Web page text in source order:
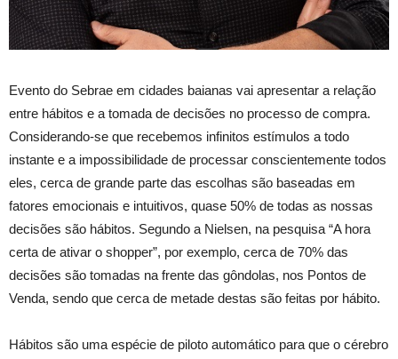
Evento do Sebrae em cidades baianas vai apresentar a relação
entre hábitos e a tomada de decisões no processo de compra.
Considerando-se que recebemos infinitos estímulos a todo
instante e a impossibilidade de processar conscientemente todos
eles, cerca de grande parte das escolhas são baseadas em
fatores emocionais e intuitivos, quase 50% de todas as nossas
decisões são hábitos. Segundo a Nielsen, na pesquisa “A hora
certa de ativar o shopper”, por exemplo, cerca de 70% das
decisões são tomadas na frente das gôndolas, nos Pontos de
Venda, sendo que cerca de metade destas são feitas por hábito.
Hábitos são uma espécie de piloto automático para que o cérebro